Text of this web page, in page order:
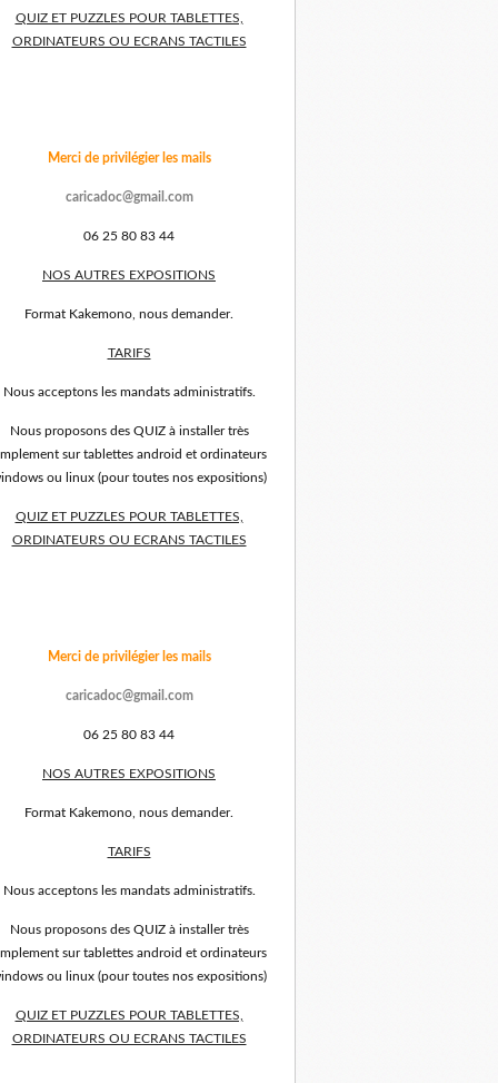
QUIZ ET PUZZLES POUR TABLETTES,
ORDINATEURS OU ECRANS TACTILES
Merci de privilégier les mails
caricadoc@gmail.com
06 25 80 83 44
NOS AUTRES EXPOSITIONS
Format Kakemono, nous demander.
TARIFS
Nous acceptons les mandats administratifs.
Nous proposons des QUIZ à installer très
sur tablettes android et ordinateurs
ou linux (pour toutes nos expositions)
QUIZ ET PUZZLES POUR TABLETTES,
ORDINATEURS OU ECRANS TACTILES
Merci de privilégier les mails
caricadoc@gmail.com
06 25 80 83 44
NOS AUTRES EXPOSITIONS
Format Kakemono, nous demander.
TARIFS
Nous acceptons les mandats administratifs.
Nous proposons des QUIZ à installer très
sur tablettes android et ordinateurs
ou linux (pour toutes nos expositions)
QUIZ ET PUZZLES POUR TABLETTES,
ORDINATEURS OU ECRANS TACTILES